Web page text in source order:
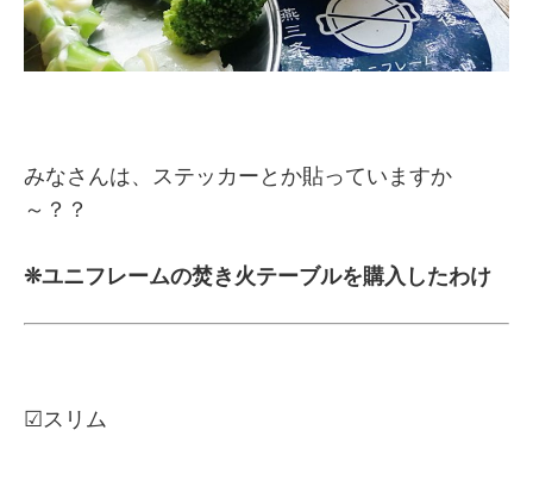
みなさんは、ステッカーとか貼っていますか
～？？
❊ユニフレームの焚き火テーブルを購入したわけ
☑スリム